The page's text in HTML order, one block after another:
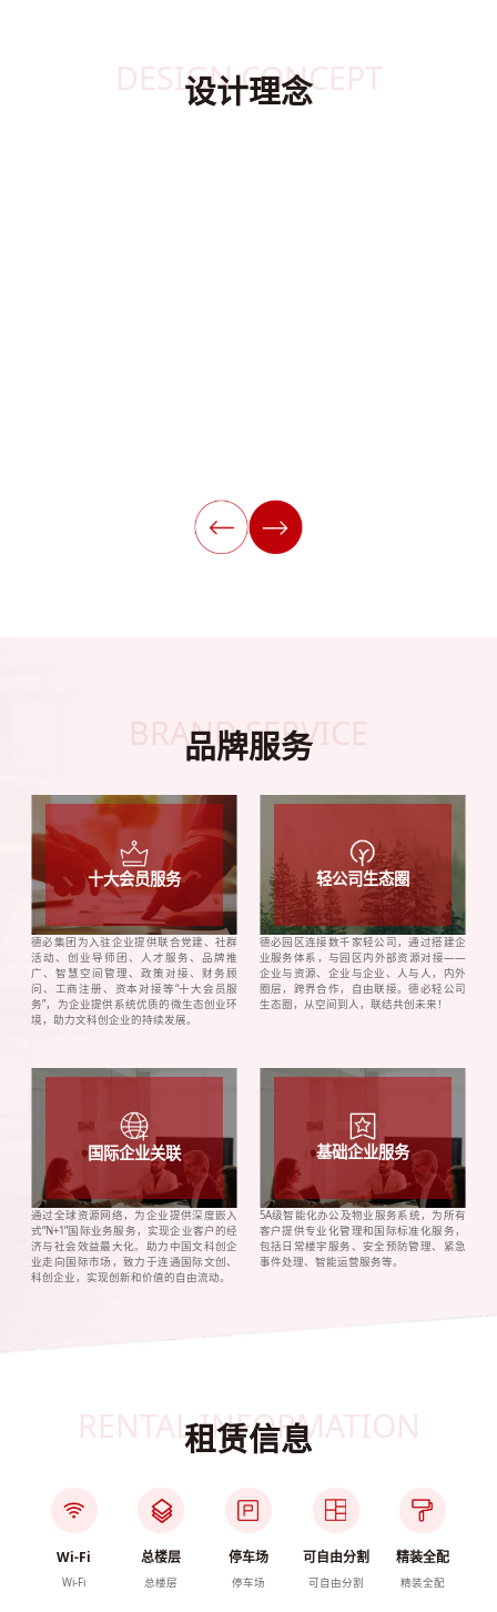
DESIGN CONCEPT
设计理念
BRAND SERVICE
品牌服务
十大会员服务
德必集团为入驻企业提供联合党建、社群
活动、创业导师团、人才服务、品牌推
广、智慧空间管理、政策对接、财务顾
问、工商注册、资本对接等“十大会员服
务”，为企业提供系统优质的微生态创业环
境，助力文科创企业的持续发展。
轻公司生态圈
德必园区连接数千家轻公司，通过搭建企
业服务体系，与园区内外部资源对接——
企业与资源、企业与企业、人与人，内外
圈层，跨界合作，自由联接。德必轻公司
生态圈，从空间到人，联结共创未来！
国际企业关联
通过全球资源网络，为企业提供深度嵌入
式“N+1”国际业务服务，实现企业客户的经
济与社会效益最大化。助力中国文科创企
业走向国际市场，致力于连通国际文创、
科创企业，实现创新和价值的自由流动。
基础企业服务
5A级智能化办公及物业服务系统，为所有
客户提供专业化管理和国际标准化服务，
包括日常楼宇服务、安全预防管理、紧急
事件处理、智能运营服务等。
RENTAL INFORMATION
租赁信息
Wi-Fi
Wi-Fi
总楼层
总楼层
停车场
停车场
可自由分割
可自由分割
精装全配
精装全配